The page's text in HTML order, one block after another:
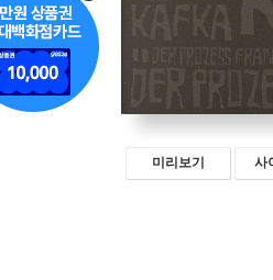
미리보기 사